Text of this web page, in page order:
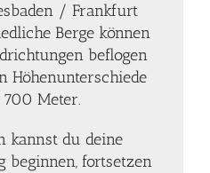
/ Frankfurt
Berge können
beflogen
Höhenunterschiede
Meter.
kannst du deine
beginnen, fortsetzen